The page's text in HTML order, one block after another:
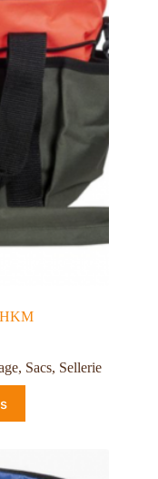
HKM
, Sacs, Sellerie